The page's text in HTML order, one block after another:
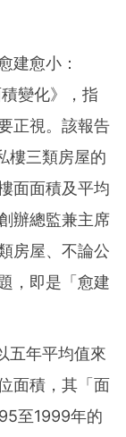
建愈小：
變化》，指
正視。該報告
樓三類房屋的
面面積及平均
辦總監兼主席
房屋、不論公
，即是「愈建
五年平均值來
面積，其「面
至1999年的